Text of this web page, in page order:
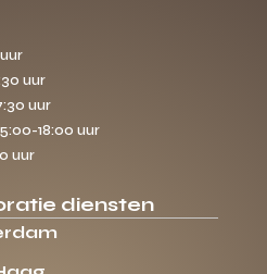
uur
uur
18:00 uur
uur
diensten